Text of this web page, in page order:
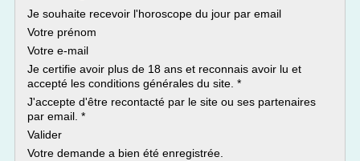
Je souhaite recevoir l'horoscope du jour par email
Votre prénom
Votre e-mail
Je certifie avoir plus de 18 ans et reconnais avoir lu et
accepté les conditions générales du site. *
J'accepte d'être recontacté par le site ou ses partenaires
par email. *
Valider
Votre demande a bien été enregistrée.